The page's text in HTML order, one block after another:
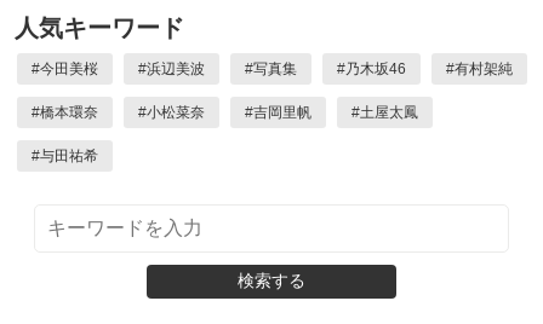
人気キーワード
#今田美桜 #浜辺美波 #写真集 #乃木坂46 #有村架純
#橋本環奈 #小松菜奈 #吉岡里帆 #土屋太鳳
#与田祐希
検索する